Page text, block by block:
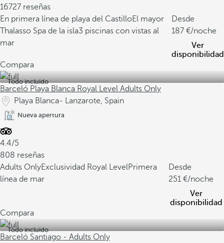
16727 reseñas
En primera línea de playa del CastilloEl mayor
Thalasso Spa de la isla3 piscinas con vistas al
mar
Desde
187
/noche
Ver
disponibilidad
Compara
Todo incluido
Barceló Playa Blanca Royal Level Adults Only
Playa Blanca- Lanzarote, Spain
Nueva apertura
4.4/5
808 reseñas
Adults OnlyExclusividad Royal LevelPrimera
línea de mar
Desde
251
/noche
Ver
disponibilidad
Compara
Todo incluido
Barceló Santiago - Adults Only